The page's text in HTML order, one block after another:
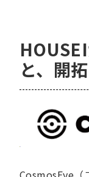
と、開